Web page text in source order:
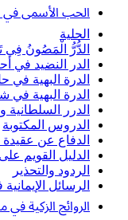
الحب الأسمى في
الحلية
الدُّرُّ الْمَصُونُ
الدر النضيد في
الدرة البهية في
الدرة البهية في
الدرر السلطانية
الدروس المكتوبة
الدفاع عن
الدليل القويم
الردود والتحذير
الرسائل
الروائح الزكية